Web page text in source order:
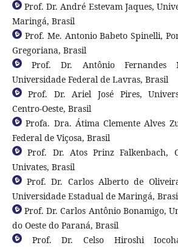
Prof. Dr. André Estevam Jaques,
Maringá, Brasil
Prof. Me. Antonio Babeto Spinelli,
Gregoriana, Brasil
Prof. Dr. Antônio Fernandes
Universidade Federal de Lavras, Brasil
Prof. Dr. Ariel José Pires,
Centro-Oeste, Brasil
Profa. Dra. Átima Clemente Alves
Federal de Viçosa, Brasil
Prof. Dr. Atos Prinz Falkenbach,
Univates, Brasil
Prof. Dr. Carlos Alberto de
Universidade Estadual de Maringá,
Prof. Dr. Carlos Antônio Bonamigo,
do Oeste do Paraná, Brasil
Prof. Dr. Celso Hiroshi